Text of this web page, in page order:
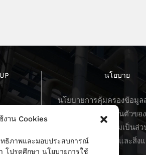
งาน Cookies
ทธิภาพและมอบประสบการณ์
โปรดศึกษา นโยบายการใช้
นโยบาย
นโยบายการคุ้มครองข้อมู
นโยบายความเป็นส่วนตัวขอ
นโยบายความเป็นส่
นโยบายคุณภาพและสิ่ง